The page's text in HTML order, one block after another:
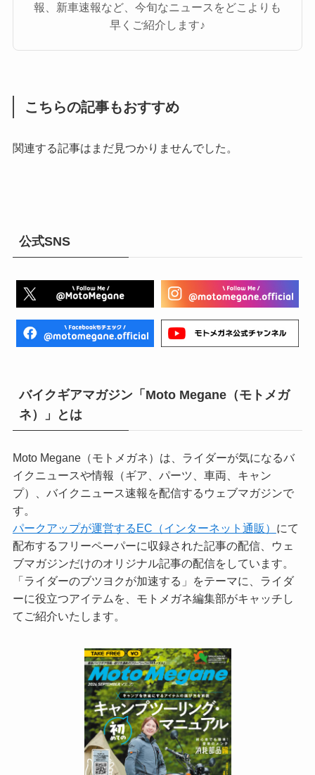
報、新車速報など、今旬なニュースをどこよりも
早くご紹介します♪
こちらの記事もおすすめ
関連する記事はまだ見つかりませんでした。
公式SNS
バイクギアマガジン「Moto Megane（モトメガ
ネ）」とは
Moto Megane（モトメガネ）は、ライダーが気になるバ
イクニュースや情報（ギア、パーツ、車両、キャン
プ）、バイクニュース速報を配信するウェブマガジンで
す。
パークアップが運営するEC（インターネット通販） にて
配布するフリーペーパーに収録された記事の配信、ウェ
ブマガジンだけのオリジナル記事の配信をしています。
「ライダーのブツヨクが加速する」をテーマに、ライダ
ーに役立つアイテムを、モトメガネ編集部がキャッチし
てご紹介いたします。